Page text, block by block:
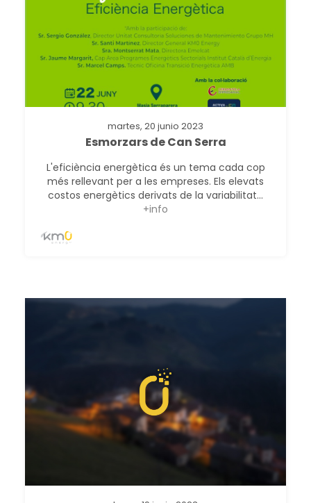
martes, 20 junio 2023
Esmorzars de Can Serra
L'eficiència energètica és un tema cada cop
més rellevant per a les empreses. Els elevats
costos energètics derivats de la variabilitat...
+info